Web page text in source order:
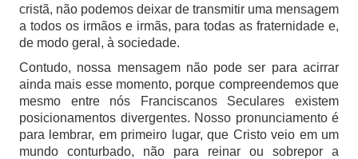
cristã, não podemos deixar de transmitir uma mensagem
a todos os irmãos e irmãs, para todas as fraternidade e,
de modo geral, à sociedade.
Contudo, nossa mensagem não pode ser para acirrar
ainda mais esse momento, porque compreendemos que
mesmo entre nós Franciscanos Seculares existem
posicionamentos divergentes. Nosso pronunciamento é
para lembrar, em primeiro lugar, que Cristo veio em um
mundo conturbado, não para reinar ou sobrepor a